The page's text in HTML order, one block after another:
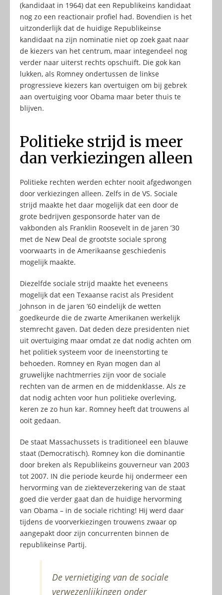
(kandidaat in 1964) dat een Republikeins kandidaat
nog zo een reactionair profiel had. Bovendien is het
uitzonderlijk dat de huidige Republikeinse
kandidaat na zijn nominatie niet op zoek gaat naar
de kiezers van het centrum, maar integendeel nog
verder naar uiterst rechts opschuift. Die gok kan
lukken, als Romney ondertussen de linkse
progressieve kiezers kan overtuigen om bij gebrek
aan overtuiging voor Obama maar beter thuis te
blijven.
Politieke strijd is meer
dan verkiezingen alleen
Politieke rechten werden echter nooit afgedwongen
door verkiezingen alleen. Zelfs in de VS. Sociale
strijd maakte het daar mogelijk dat een door de
grote bedrijven gesponsorde hater van de
vakbonden als Franklin Roosevelt in de jaren ’30
met de New Deal de grootste sociale sprong
voorwaarts in de Amerikaanse geschiedenis
mogelijk maakte.
Diezelfde sociale strijd maakte het eveneens
mogelijk dat een Texaanse racist als President
Johnson in de jaren ’60 eindelijk de wetten
goedkeurde die de zwarte Amerikanen werkelijk
stemrecht gaven. Dat deden deze presidenten niet
uit overtuiging maar omdat ze dat nodig achten om
het politiek systeem voor de ineenstorting te
behoeden. Romney en Ryan mogen dan al
gruwelijke nachtmerries zijn voor de sociale
rechten van de armen en de middenklasse. Als ze
dat nodig achten voor hun politieke overleving,
keren ze zo hun kar. Romney heeft dat trouwens al
ooit gedaan.
De staat Massachussets is traditioneel een blauwe
staat (Democratisch). Romney kon die dominantie
door breken als Republikeins gouverneur van 2003
tot 2007. IN die periode keurde hij ondermeer een
hervorming van de ziekteverzekering van de staat
goed die verder gaat dan de huidige hervorming
van Obama – in de sociale richting! Hij werd daar
tijdens de voorverkiezingen trouwens zwaar op
aangepakt door zijn concurrenten binnen de
republikeinse Partij.
De vernietiging van de sociale
verwezenlijkingen onder